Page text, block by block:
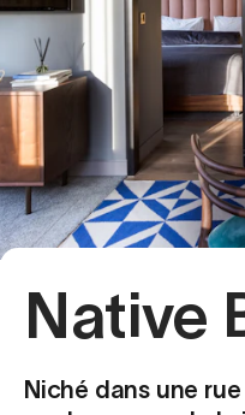
Native
Niché dans une